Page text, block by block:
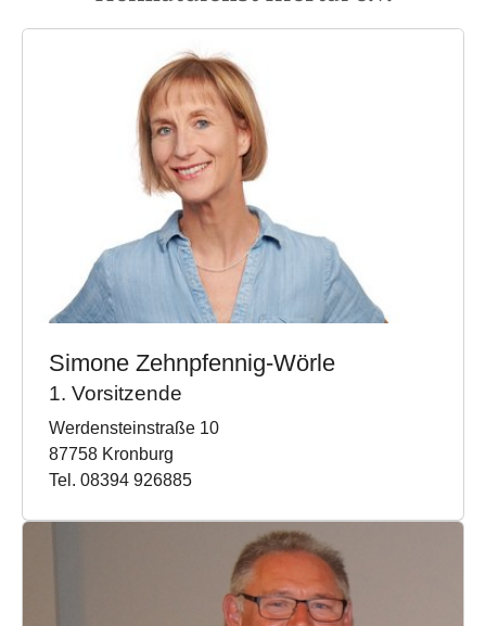
Simone Zehnpfennig-Wörle
1. Vorsitzende
Werdensteinstraße 10
87758 Kronburg
Tel. 08394 926885